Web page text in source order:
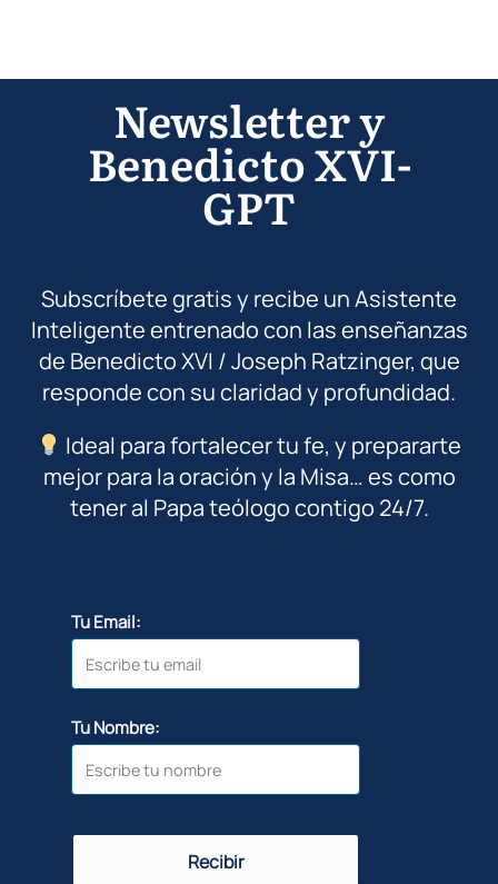
Newsletter y
Benedicto XVI-
GPT
Subscríbete gratis y recibe un Asistente
Inteligente entrenado con las enseñanzas
de Benedicto XVI / Joseph Ratzinger, que
responde con su claridad y profundidad.
Ideal para fortalecer tu fe, y prepararte
mejor para la oración y la Misa… es como
tener al Papa teólogo contigo 24/7.
Tu Email:
Tu Nombre:
Recibir